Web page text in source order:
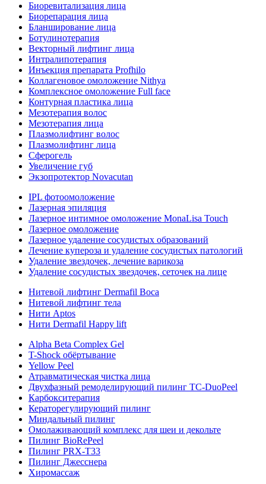
Биоревитализация лица
Биорепарация лица
Бланширование лица
Ботулинотерапия
Векторный лифтинг лица
Интралипотерапия
Инъекция препарата Profhilo
Коллагеновое омоложение Nithya
Комплексное омоложение Full face
Контурная пластика лица
Мезотерапия волос
Мезотерапия лица
Плазмолифтинг волос
Плазмолифтинг лица
Сферогель
Увеличение губ
Экзопротектор Novacutan
IPL фотоомоложение
Лазерная эпиляция
Лазерное интимное омоложение MonaLisa Touch
Лазерное омоложение
Лазерное удаление сосудистых образований
Лечение купероза и удаление сосудистых патологий
Удаление звездочек, лечение варикоза
Удаление сосудистых звездочек, сеточек на лице
Нитевой лифтинг Dermafil Boca
Нитевой лифтинг тела
Нити Aptos
Нити Dermafil Happy lift
Alpha Beta Complex Gel
T-Shock обёртывание
Yellow Peel
Атравматическая чистка лица
Двухфазный ремоделирующий пилинг TC-DuoPeel
Карбокситерапия
Кераторегулирующий пилинг
Миндальный пилинг
Омолаживающий комплекс для шеи и декольте
Пилинг BioRePeel
Пилинг PRX-T33
Пилинг Джесснера
Хиромассаж